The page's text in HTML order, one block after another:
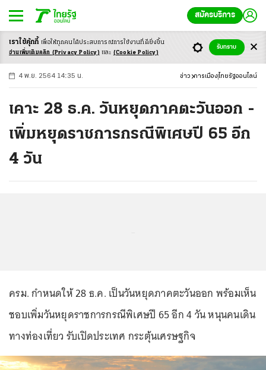
สมัครบริการ
-ก ก ก+
4 พ.ย. 2564 14:35 น. ข่าว การเมือง ไทยรัฐออนไลน์
เคาะ 28 ธ.ค. วันหยุดภาคตะวันออก -
เพิ่มหยุดราชการกรณีพิเศษปี 65 อีก
4 วัน
ครม. กำหนดให้ 28 ธ.ค. เป็นวันหยุดภาคตะวันออก พร้อมเห็น
ชอบเพิ่มวันหยุดราชการกรณีพิเศษปี 65 อีก 4 วัน หนุนคนเดิน
ทางท่องเที่ยว รับเปิดประเทศ กระตุ้นเศรษฐกิจ
เราใช้คุ้กกี้ เพื่อให้ทุกคนได้ประสบการณ์การใช้งานที่ดียิ่งขึ้น
อ่านเพิ่มเติมคลิก (Privacy Policy) และ (Cookie Policy)
รับทราบ